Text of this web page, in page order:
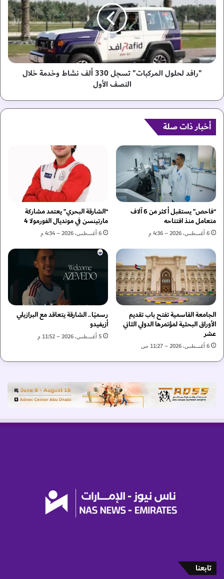
ا
ل
ب
ا
ر
ا
ا
ي
ف
ا
ك
و
ن
د
و
إ
ن
س
ر
ا
ن
ف
د
ل
ح
ل
و
م
ب
ا
ت
"
ت
س
ج
ل
3
3
أ
ل
ف
ن
ش
ا
ط
و
خ
د
ا
"رافد لحلول المركبات" تسجل 330 ألف نشاط وخدمة خلال
النصف الأول
أخبار ذات صلة
“فاحص” يستقبل أكثر من 6 آلاف
متعامل منذ افتتاحه
6 أغسطس، 2026 – 4:36 م
“الشارقة البحري” يعتمد مشاركة
مارتينسن في مونديال الفورمولا 4
6 أغسطس، 2026 – 4:34 م
الجامعة القاسمية تفتح باب تقديم
الأوراق البحثية لمؤتمرها الدولي الثاني
عشر
6 أغسطس، 2026 – 11:27 ص
رسميًا.. الشارقة يتعاقد مع البرازيلي
أزيفيدو
5 أغسطس، 2026 – 11:52 م
تابعنا